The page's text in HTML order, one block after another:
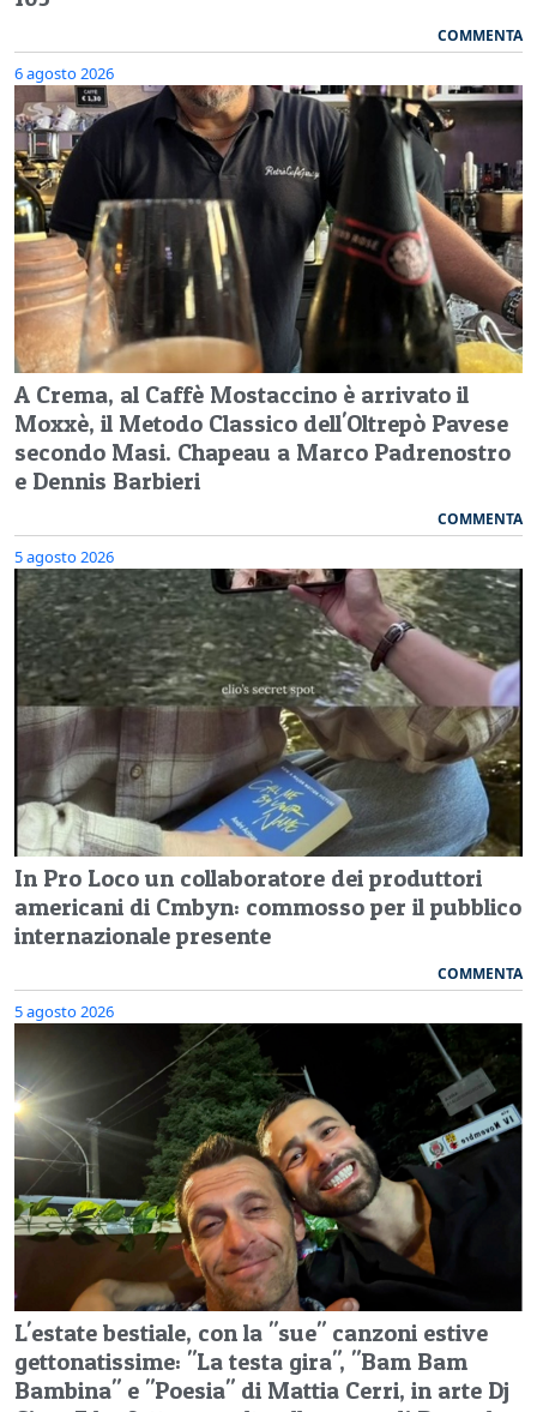
COMMENTA
6 agosto 2026
A Crema, al Caffè Mostaccino è arrivato il
Moxxè, il Metodo Classico dell'Oltrepò Pavese
secondo Masi. Chapeau a Marco Padrenostro
e Dennis Barbieri
COMMENTA
5 agosto 2026
In Pro Loco un collaboratore dei produttori
americani di Cmbyn: commosso per il pubblico
internazionale presente
COMMENTA
5 agosto 2026
L'estate bestiale, con la "sue" canzoni estive
gettonatissime: "La testa gira", "Bam Bam
Bambina" e "Poesia" di Mattia Cerri, in arte Dj